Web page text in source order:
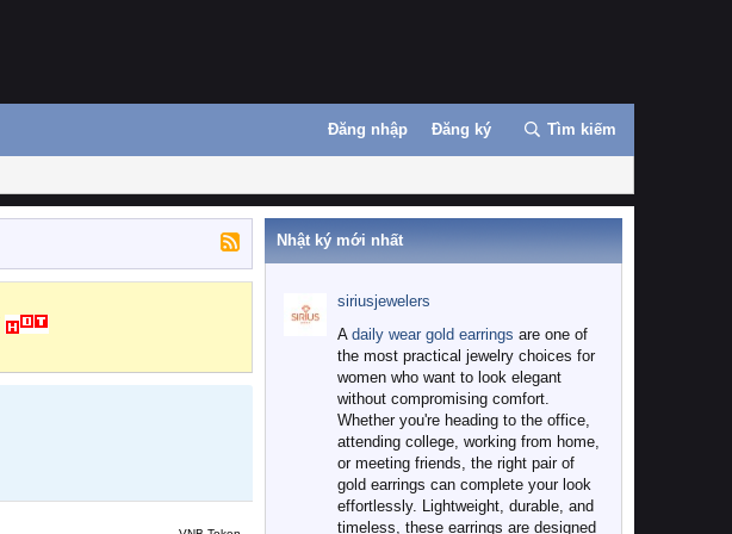
Đăng nhập Đăng ký Tìm kiếm
Nhật ký mới nhất
siriusjewelers
A daily wear gold earrings are one of
the most practical jewelry choices for
women who want to look elegant
without compromising comfort.
Whether you're heading to the office,
attending college, working from home,
or meeting friends, the right pair of
gold earrings can complete your look
effortlessly. Lightweight, durable, and
timeless, these earrings are designed